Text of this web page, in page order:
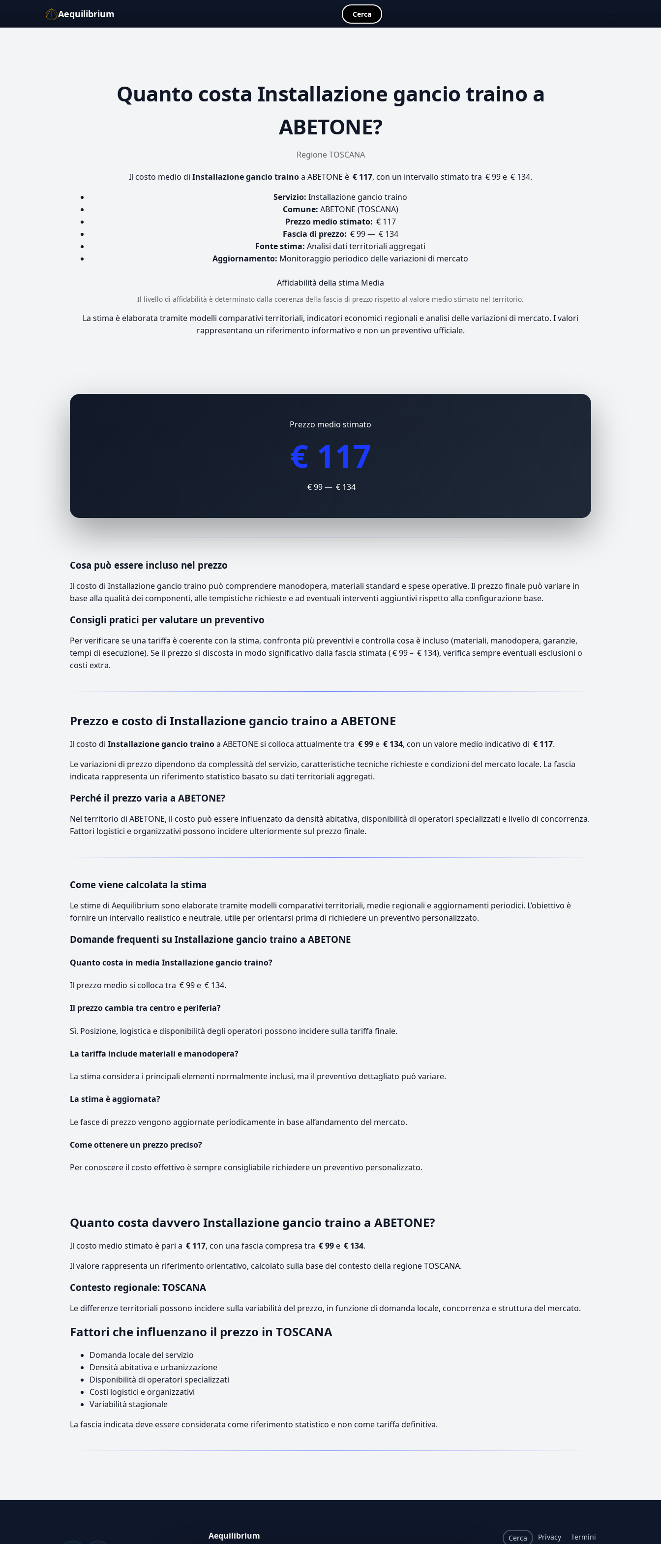
Aequilibrium Cerca
Quanto costa Installazione gancio traino a
ABETONE?
Regione TOSCANA
Il costo medio di Installazione gancio trainoa ABETONE è € 117, con un intervallo stimato tra € 99 e € 134.
Servizio: Installazione gancio traino
Comune: ABETONE (TOSCANA)
Prezzo medio stimato: € 117
Fascia di prezzo: € 99 — € 134
Fonte stima: Analisi dati territoriali aggregati
Aggiornamento: Monitoraggio periodico delle variazioni di mercato
Affidabilità della stima Media
Il livello di affidabilità è determinato dalla coerenza della fascia di prezzo rispetto al valore medio stimato nel territorio.
La stima è elaborata tramite modelli comparativi territoriali, indicatori economici regionali e analisi delle variazioni di mercato. I valori
rappresentano un riferimento informativo e non un preventivo ufficiale.
Prezzo medio stimato
€ 117
€ 99 — € 134
Cosa può essere incluso nel prezzo
Il costo di Installazione gancio traino può comprendere manodopera, materiali standard e spese operative. Il prezzo finale può variare in
base alla qualità dei componenti, alle tempistiche richieste e ad eventuali interventi aggiuntivi rispetto alla configurazione base.
Consigli pratici per valutare un preventivo
Per verificare se una tariffa è coerente con la stima, confronta più preventivi e controlla cosa è incluso (materiali, manodopera, garanzie,
tempi di esecuzione). Se il prezzo si discosta in modo significativo dalla fascia stimata ( € 99 – € 134), verifica sempre eventuali esclusioni o
costi extra.
Prezzo e costo di Installazione gancio traino a ABETONE
Il costo di Installazione gancio trainoa ABETONE si colloca attualmente tra € 99e € 134, con un valore medio indicativo di € 117.
Le variazioni di prezzo dipendono da complessità del servizio, caratteristiche tecniche richieste e condizioni del mercato locale. La fascia
indicata rappresenta un riferimento statistico basato su dati territoriali aggregati.
Perché il prezzo varia a ABETONE?
Nel territorio di ABETONE, il costo può essere influenzato da densità abitativa, disponibilità di operatori specializzati e livello di concorrenza.
Fattori logistici e organizzativi possono incidere ulteriormente sul prezzo finale.
Come viene calcolata la stima
Le stime di Aequilibrium sono elaborate tramite modelli comparativi territoriali, medie regionali e aggiornamenti periodici. L’obiettivo è
fornire un intervallo realistico e neutrale, utile per orientarsi prima di richiedere un preventivo personalizzato.
Domande frequenti su Installazione gancio traino a ABETONE
Quanto costa in media Installazione gancio traino?
Il prezzo medio si colloca tra € 99 e € 134.
Il prezzo cambia tra centro e periferia?
Sì. Posizione, logistica e disponibilità degli operatori possono incidere sulla tariffa finale.
La tariffa include materiali e manodopera?
La stima considera i principali elementi normalmente inclusi, ma il preventivo dettagliato può variare.
La stima è aggiornata?
Le fasce di prezzo vengono aggiornate periodicamente in base all’andamento del mercato.
Come ottenere un prezzo preciso?
Per conoscere il costo effettivo è sempre consigliabile richiedere un preventivo personalizzato.
Quanto costa davvero Installazione gancio traino a ABETONE?
Il costo medio stimato è pari a € 117, con una fascia compresa tra € 99e € 134.
Il valore rappresenta un riferimento orientativo, calcolato sulla base del contesto della regione TOSCANA.
Contesto regionale: TOSCANA
Le differenze territoriali possono incidere sulla variabilità del prezzo, in funzione di domanda locale, concorrenza e struttura del mercato.
Fattori che influenzano il prezzo in TOSCANA
Domanda locale del servizio
Densità abitativa e urbanizzazione
Disponibilità di operatori specializzati
Costi logistici e organizzativi
Variabilità stagionale
La fascia indicata deve essere considerata come riferimento statistico e non come tariffa definitiva.
Aequilibrium Cerca Privacy Termini